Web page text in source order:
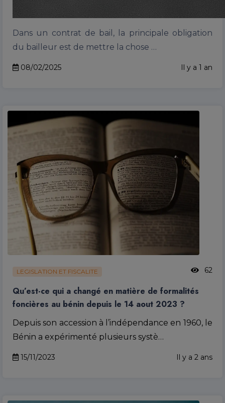
Dans un contrat de bail, la principale obligation
du bailleur est de mettre la chose …
08/02/2025 Il y a 1 an
LEGISLATION ET FISCALITE 62
Qu’est-ce qui a changé en matière de formalités
foncières au bénin depuis le 14 aout 2023 ?
Depuis son accession à l’indépendance en 1960, le
Bénin a expérimenté plusieurs systè…
15/11/2023 Il y a 2 ans